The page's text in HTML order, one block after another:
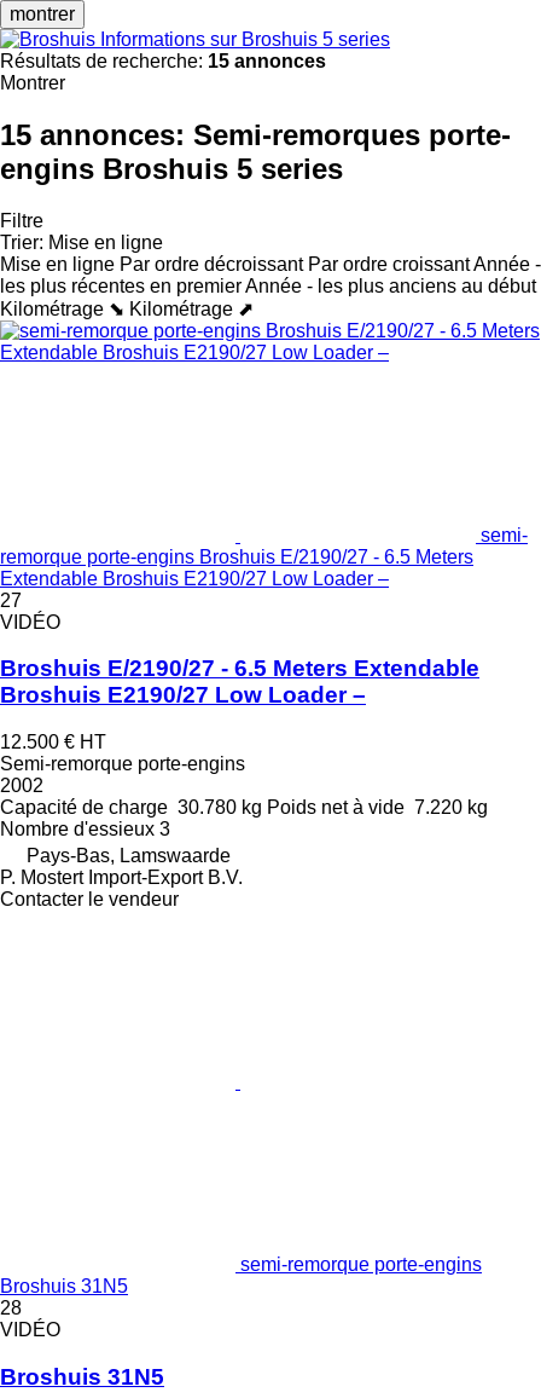
montrer
Informations sur Broshuis 5 series
Résultats de recherche: 15 annonces
Montrer
15 annonces: Semi-remorques porte-
engins Broshuis 5 series
Filtre
Trier: Mise en ligne
Mise en ligne Par ordre décroissant Par ordre croissantAnnée -
les plus récentes en premierAnnée - les plus anciens au début
Kilométrage ⬊ Kilométrage ⬈
semi-
remorque porte-engins Broshuis E/2190/27 - 6.5 Meters
Extendable Broshuis E2190/27 Low Loader –
27
VIDÉO
Broshuis E/2190/27 - 6.5 Meters Extendable
Broshuis E2190/27 Low Loader –
12.500 € HT
Semi-remorque porte-engins
2002
Capacité de charge 30.780 kg Poids net à vide 7.220 kg
Nombre d'essieux 3
Pays-Bas, Lamswaarde
P. Mostert Import-Export B.V.
Contacter le vendeur
semi-remorque porte-engins
Broshuis 31N5
28
VIDÉO
Broshuis 31N5